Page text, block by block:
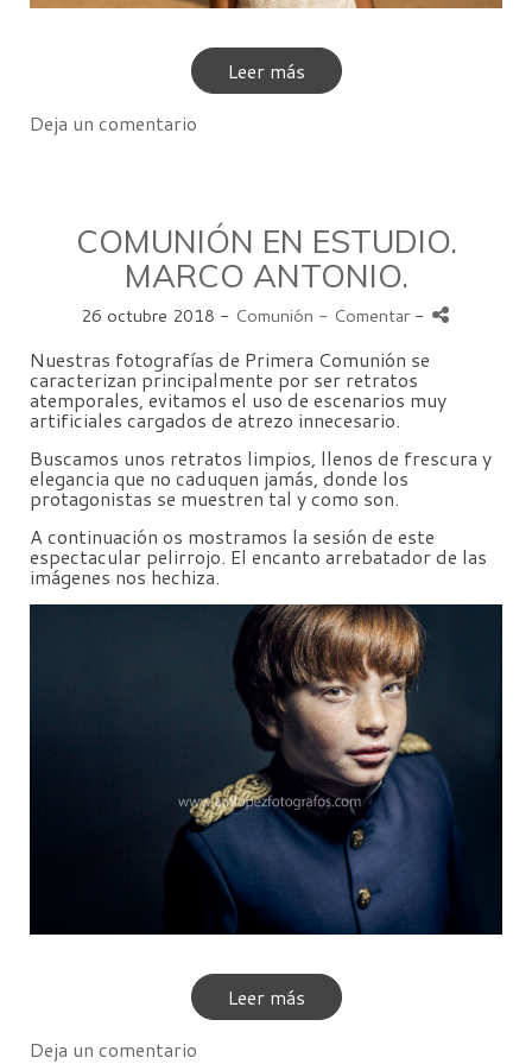
Leer más
Deja un comentario
COMUNIÓN EN ESTUDIO.
MARCO ANTONIO.
26 octubre 2018 - Comunión - Comentar -
Nuestras fotografías de Primera Comunión se
caracterizan principalmente por ser retratos
atemporales, evitamos el uso de escenarios muy
artificiales cargados de atrezo innecesario.
Buscamos unos retratos limpios, llenos de frescura y
elegancia que no caduquen jamás, donde los
protagonistas se muestren tal y como son.
A continuación os mostramos la sesión de este
espectacular pelirrojo. El encanto arrebatador de las
imágenes nos hechiza.
Leer más
Deja un comentario